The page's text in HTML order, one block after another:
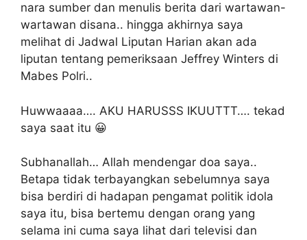
nara sumber dan menulis berita dari wartawan-
wartawan disana.. hingga akhirnya saya
melihat di Jadwal Liputan Harian akan ada
liputan tentang pemeriksaan Jeffrey Winters di
Mabes Polri..
Huwwaaaa…. AKU HARUSSS IKUUTTT…. tekad
saya saat itu 😀
Subhanallah… Allah mendengar doa saya..
Betapa tidak terbayangkan sebelumnya saya
bisa berdiri di hadapan pengamat politik idola
saya itu, bisa bertemu dengan orang yang
selama ini cuma saya lihat dari televisi dan